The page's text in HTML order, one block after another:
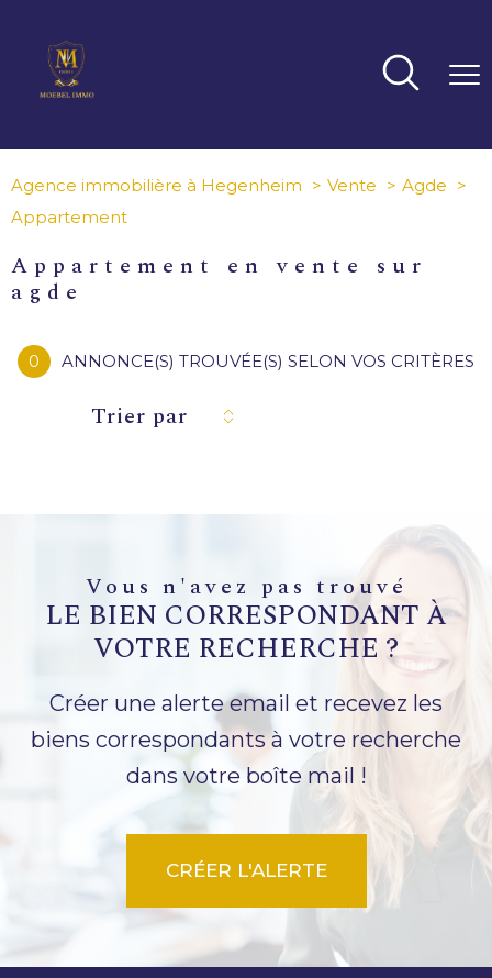
Agence immobilière à Hegenheim Vente
Agde
Appartement
appartement en vente sur
agde
0 ANNONCE(S) TROUVÉE(S) SELON VOS CRITÈRES
Trier par
vous n'avez pas trouvé
LE BIEN CORRESPONDANT À
VOTRE RECHERCHE ?
Créer une alerte email et recevez les
biens correspondants à votre recherche
dans votre boîte mail !
CRÉER L'ALERTE